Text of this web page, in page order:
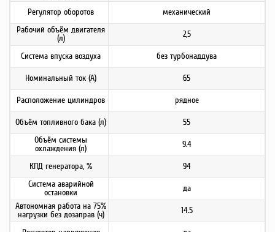
Регулятор оборотов
механический
Рабочий объём двигателя
(л)
2,5
Система впуска воздуха без турбонаддува
Номинальный ток (А) 65
Расположение цилиндров рядное
Объём топливного бака (л)
55
Объём системы
охлаждения (л)
9.4
КПД генератора, %
94
Система аварийной
остановки
да
Автономная работа на 75%
нагрузки без дозаправ (ч)
14.5